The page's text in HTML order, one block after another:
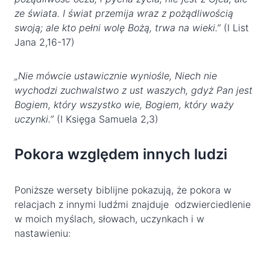
ze świata. I świat przemija wraz z pożądliwością
swoją; ale kto pełni wolę Bożą, trwa na wieki.” (I List
Jana 2,16-17)
„Nie mówcie ustawicznie wyniośle, Niech nie
wychodzi zuchwalstwo z ust waszych, gdyż Pan jest
Bogiem, który wszystko wie, Bogiem, który waży
uczynki.” (I Księga Samuela 2,3)
Pokora względem innych ludzi
Poniższe wersety biblijne pokazują, że pokora w
relacjach z innymi ludźmi znajduje odzwierciedlenie
w moich myślach, słowach, uczynkach i w
nastawieniu: